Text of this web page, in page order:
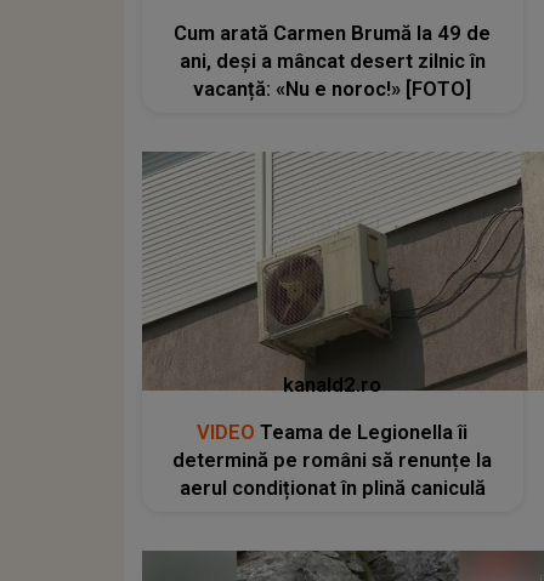
Cum arată Carmen Brumă la 49 de
ani, deși a mâncat desert zilnic în
vacanță: «Nu e noroc!» [FOTO]
kanald2.ro
VIDEO Teama de Legionella îi
determină pe români să renunțe la
aerul condiționat în plină caniculă